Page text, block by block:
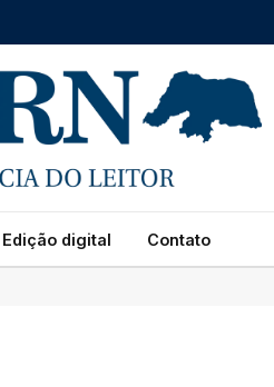
Edição digital Contato